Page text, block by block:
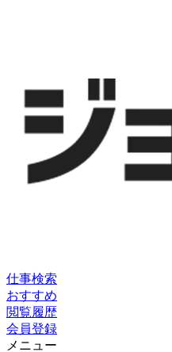
仕事検索
おすすめ
閲覧履歴
会員登録
メニュー